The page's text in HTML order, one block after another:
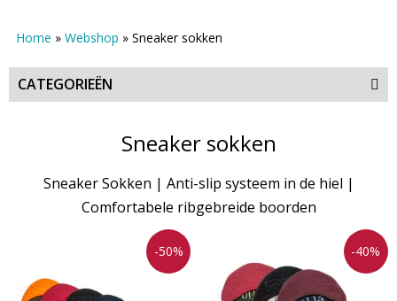
Home » Webshop » Sneaker sokken
CATEGORIEËN
Sneaker sokken
Sneaker Sokken | Anti-slip systeem in de hiel |
Comfortabele ribgebreide boorden
-50% -40%